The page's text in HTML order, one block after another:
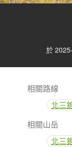
於
相關路線
北三
相關山岳
北三